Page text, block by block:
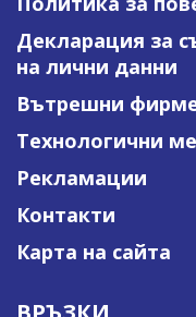
Декларация за
на лични данни
Вътрешни
Технологични
Рекламации
Контакти
Карта на сайта